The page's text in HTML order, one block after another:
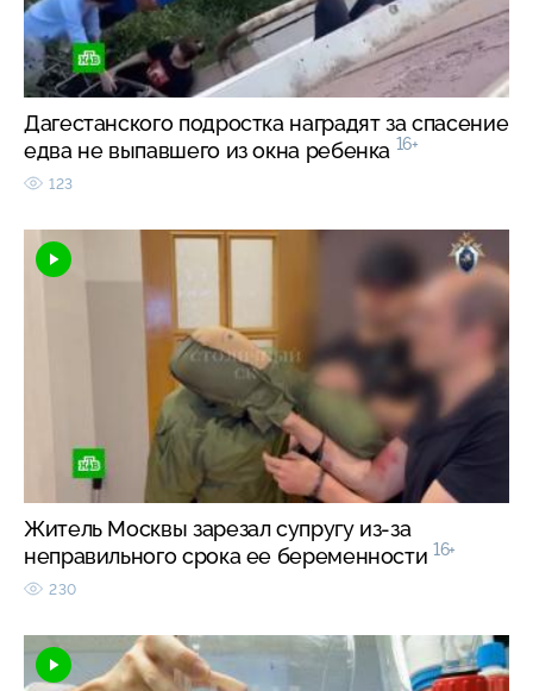
Дагестанского подростка наградят за спасение
едва не выпавшего из окна ребенка 16+
123
Житель Москвы зарезал супругу из-за
неправильного срока ее беременности 16+
230